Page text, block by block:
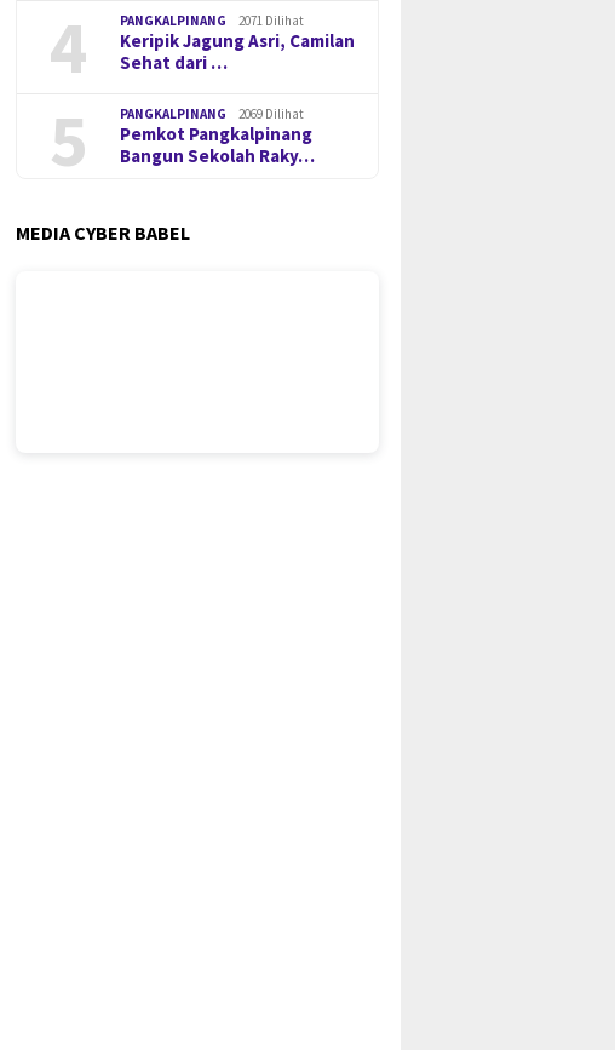
4 PANGKALPINANG 2071 Dilihat
Keripik Jagung Asri, Camilan
Sehat dari …
5 PANGKALPINANG 2069 Dilihat
Pemkot Pangkalpinang
Bangun Sekolah Raky…
MEDIA CYBER BABEL